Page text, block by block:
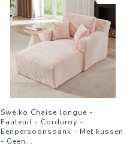
Sweiko Chaise longue -
Fauteuil - Corduroy -
Eenpersoonsbank - Met kussen
- Geen...